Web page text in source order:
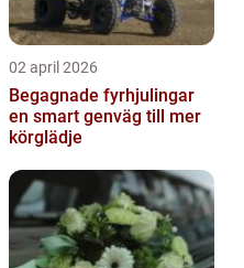
02 april 2026
Begagnade fyrhjulingar
en smart genväg till mer
körglädje